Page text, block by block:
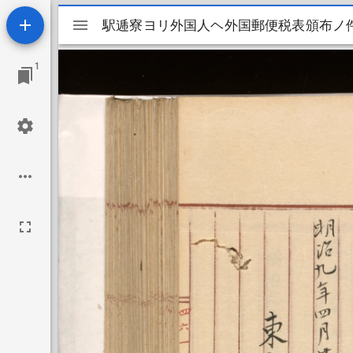
1
Mirador
ビ
ー
駅逓寮ヨリ外国人ヘ外国郵便税表頒布ノ
駅逓寮ヨリ外国人ヘ外国郵便税表頒布ノ